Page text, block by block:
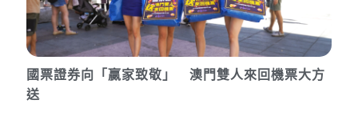
國票證券向「贏家致敬」 澳門雙人來回機票大方
送